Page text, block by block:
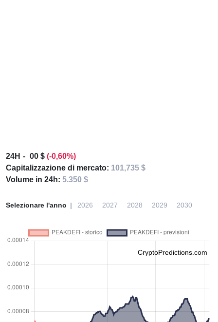
24H 00 $ (-0,60%)
Capitalizzazione di mercato: 101,735 $
Volume in 24h: 5.350 $
Selezionare l'anno 2026 2027 2028 2029 2030
CryptoPredictions.com